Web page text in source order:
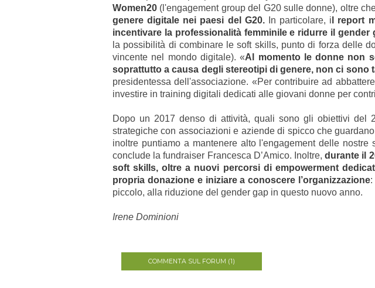
Women20 (l'engagement group del G20 sulle donne), oltre
genere digitale nei paesi del G20.In particolare, i l report
incentivare la professionalità femminile e ridurre il gender
la possibilità di combinare le soft skills, punto di forza delle
vincente nel mondo digitale).«Al momento le donne non
soprattutto a causa degli stereotipi di genere, non ci sono
presidentessa dell'associazione. «Per contribuire ad
investire in training digitali dedicati alle giovani donne per
Dopo un 2017 denso di attività, quali sono gli obiettivi del
strategiche con associazioni e aziende di spicco che
inoltre puntiamo a mantenere alto l'engagement delle
conclude la fundraiser Francesca D’Amico. Inoltre, durante il
soft skills, oltre a nuovi percorsi di empowerment
propria donazione e iniziare a conoscere l’organizzazione
piccolo, alla riduzione del gender gap in questo nuovo anno.
Irene Dominioni
COMMENTA SUL FORUM (1)